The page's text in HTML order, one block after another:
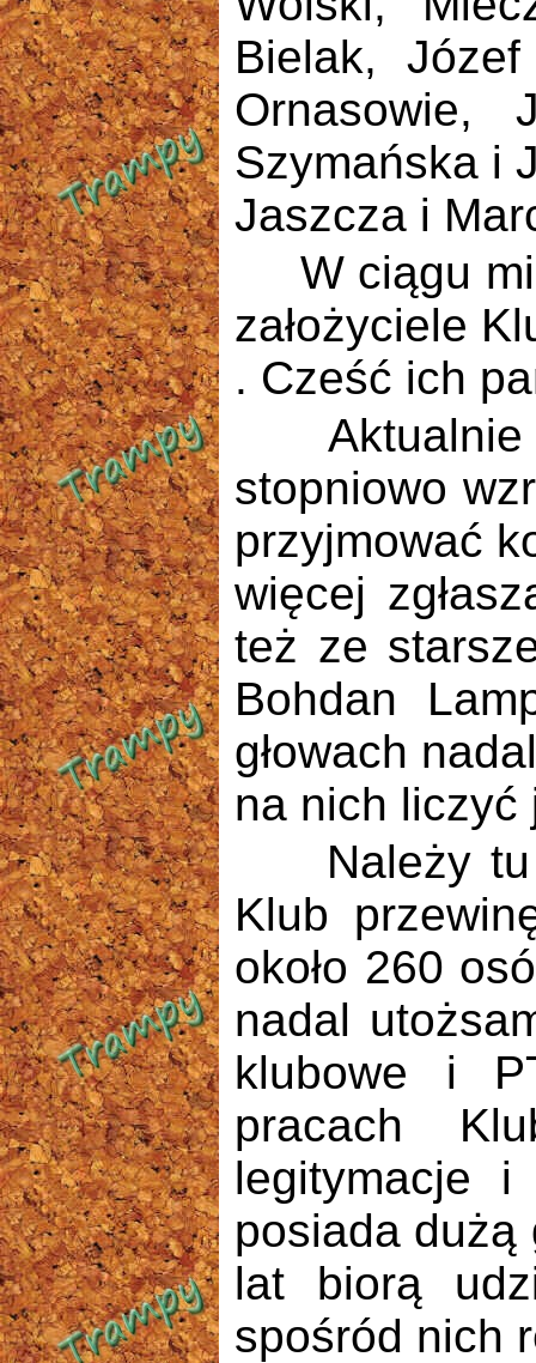
Bielak,
Ornasowie,
Szymańska i
Jaszcza i
W ciągu
założyciele
. Cześć ich
Aktualnie
stopniowo
przyjmować
więcej
też ze
Bohdan
głowach
na nich liczyć
Należy tu
Klub
około 260
nadal
klubowe i
pracach
legitymacje i
posiada dużą
lat biorą
spośród nich